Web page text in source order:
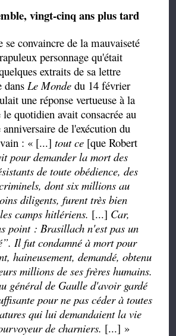
vingt-cinq ans plus tard
convaincre de la mauvaiseté
personnage qu'était
extraits de sa lettre
dans Le Mondedu 14 février
une réponsevertueuseà la
quotidien avait consacrée au
de l'exécution du
: « [...]tout ce [que Robert
pour demander la mort des
de toute obédience, des
dont six millions au
diligents, furent très bien
camps hitlériens. [...] Car,
point : Brasillach n'est pas un
”. Il fut condamné à mort pour
haineusement, demandé, obtenu
millions de ses frères humains.
général de Gaulle d'avoir gardé
pour ne pas céder à toutes
qui lui demandaient la vie
de charniers. [...] »